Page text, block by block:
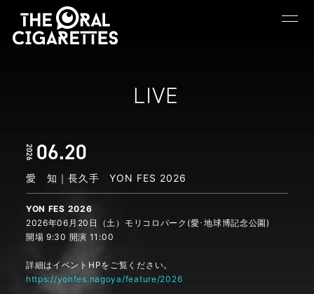
LIVE
2026 06.20
愛 知｜長久手 YON FES 2026
YON FES 2026
2026年06月20日（土）モリコロパーク(愛･地球博記念公園)
開場 9:30 開演 11:00
詳細はイベントHPをご覧ください。
https://yonfes.nagoya/feature/2026